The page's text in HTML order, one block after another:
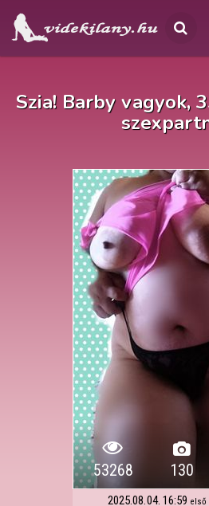
Szia! Barby vagyok,
53268 130
2025.08.04. 16:59 első